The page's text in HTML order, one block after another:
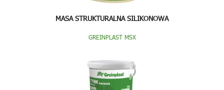
MASA STRUKTURALNA SILIKONOWA
GREINPLAST MSX